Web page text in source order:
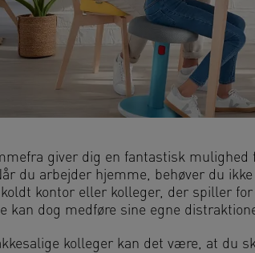
giver dig en fantastisk mulighed
du arbejder hjemme, behøver du
kontor eller kolleger, der spiller
kan dog medføre sine egne
kolleger kan det være, at du